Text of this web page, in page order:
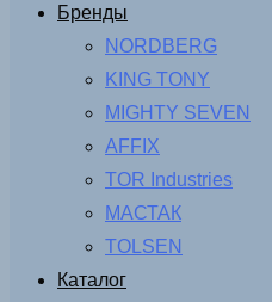
Бренды
NORDBERG
KING TONY
MIGHTY SEVEN
AFFIX
TOR Industries
МАСТАК
TOLSEN
Каталог